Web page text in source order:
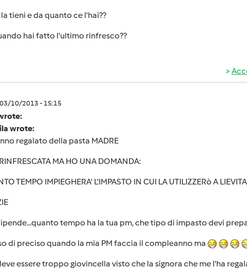
tieni e da quanto ce l'hai??
hai fatto l'ultimo rinfresco??
10/2013 - 15:15
wrote:
regalato della pasta MADRE
MA HO UNA DOMANDA:
TEMPO IMPIEGHERA' L'IMPASTO IN CUI LA UTILIZZERò A
tempo ha la tua pm, che tipo di impasto devi
di preciso quando la mia PM faccia il compleanno ma
essere troppo giovincella visto che la signora che me l'ha